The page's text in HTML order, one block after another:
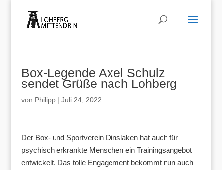
Box-Legende Axel Schulz
sendet Grüße nach Lohberg
von Philipp| Juli 24, 2022
Der Box- und Sportverein Dinslaken hat auch für
psychisch erkrankte Menschen ein Trainingsangebot
entwickelt. Das tolle Engagement bekommt nun auch